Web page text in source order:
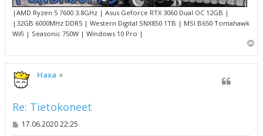
|AMD Ryzen 5 7600 3.8GHz | Asus Geforce RTX 3060 Dual OC 12GB |
|32GB 6000MHz DDR5 | Western Digital SNX850 1TB | MSI B650 Tomahawk
Wifi | Seasonic 750W | Windows 10 Pro |
ö
Haxa
Re: Tietokoneet
V17.06.2020 22:25